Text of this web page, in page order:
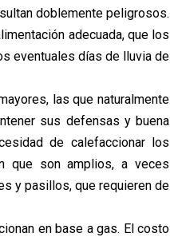
doblemente peligrosos.
adecuada, que los
eventuales días de lluvia de
las que naturalmente
sus defensas y buena
de calefaccionar los
que son amplios, a veces
y pasillos, que requieren de
en base a gas. El costo